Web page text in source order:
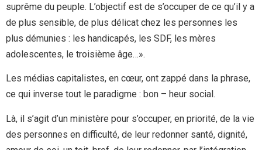
suprême du peuple. L’objectif est de s’occuper de ce qu’il y a
de plus sensible, de plus délicat chez les personnes les
plus démunies : les handicapés, les SDF, les mères
adolescentes, le troisième âge…».
Les médias capitalistes, en cœur, ont zappé dans la phrase,
ce qui inverse tout le paradigme : bon – heur social.
Là, il s’agit d’un ministère pour s’occuper, en priorité, de la vie
des personnes en difficulté, de leur redonner santé, dignité,